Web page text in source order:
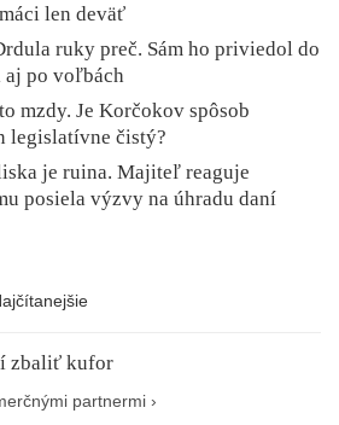
len deväť
ruky preč. Sám ho priviedol do
aj po voľbách
mzdy. Je Korčokov spôsob
legislatívne čistý?
je ruina. Majiteľ reaguje
posiela výzvy na úhradu daní
zbaliť kufor
partnermi ›